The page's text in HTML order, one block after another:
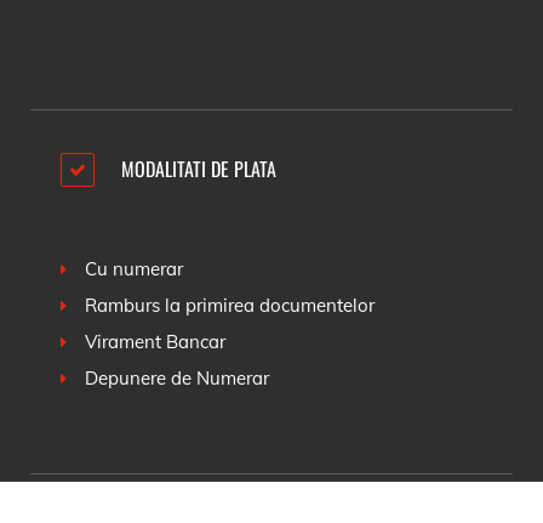
MODALITATI DE PLATA
Cu numerar
Ramburs la primirea documentelor
Virament Bancar
Depunere de Numerar